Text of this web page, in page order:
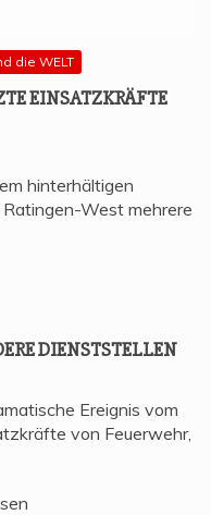
die WELT
EIN­SATZ­KRÄF­TE
hinterhältigen
West mehrere
DIENSTSTELLEN
Ereignis vom
von Feuerwehr,